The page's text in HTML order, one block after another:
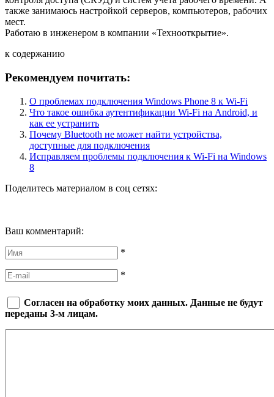
также занимаюсь настройкой серверов, компьютеров, рабочих
мест.
Работаю в инженером в компании «Технооткрытие».
к содержанию
Рекомендуем почитать:
О проблемах подключения Windows Phone 8 к Wi-Fi
Что такое ошибка аутентификации Wi-Fi на Android, и
как ее устранить
Почему Bluetooth не может найти устройства,
доступные для подключения
Исправляем проблемы подключения к Wi-Fi на Windows
8
Поделитесь материалом в соц сетях:
Ваш комментарий:
*
*
Согласен на обработку моих данных. Данные не будут
переданы 3-м лицам.